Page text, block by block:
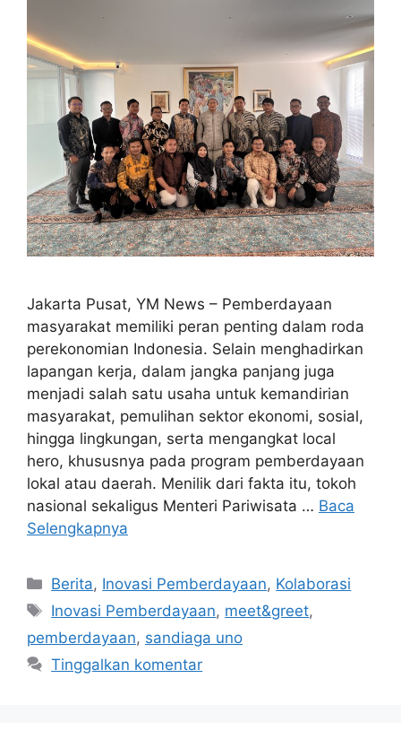
Jakarta Pusat, YM News – Pemberdayaan
masyarakat memiliki peran penting dalam roda
perekonomian Indonesia. Selain menghadirkan
lapangan kerja, dalam jangka panjang juga
menjadi salah satu usaha untuk kemandirian
masyarakat, pemulihan sektor ekonomi, sosial,
hingga lingkungan, serta mengangkat local
hero, khususnya pada program pemberdayaan
lokal atau daerah. Menilik dari fakta itu, tokoh
nasional sekaligus Menteri Pariwisata … Baca
Selengkapnya
Berita, Inovasi Pemberdayaan, Kolaborasi
Inovasi Pemberdayaan, meet&greet,
pemberdayaan, sandiaga uno
Tinggalkan komentar